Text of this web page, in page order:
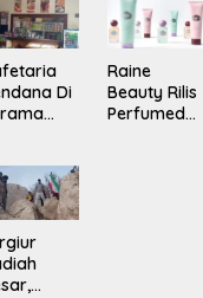
Di
Raine
Beauty Rilis
Perfumed